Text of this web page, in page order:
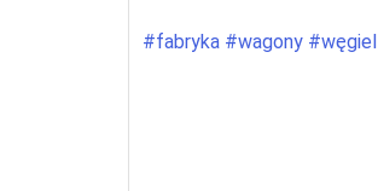
#fabryka #wagony #węgiel